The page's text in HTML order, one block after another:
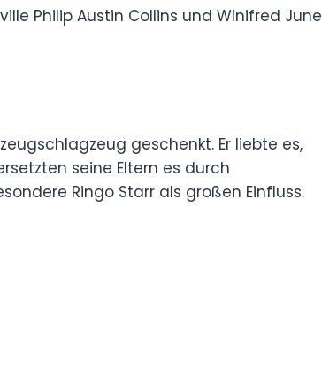
Philip Austin Collins und Winifred June
geschenkt. Er liebte es,
seine Eltern es durch
Ringo Starr als großen Einfluss.